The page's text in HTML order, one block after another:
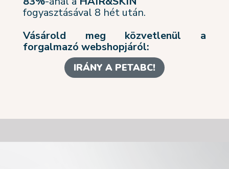
fogyasztásával 8 hét után.
Vásárold meg közvetlenül a
forgalmazó webshopjáról:
IRÁNY A PETABC!